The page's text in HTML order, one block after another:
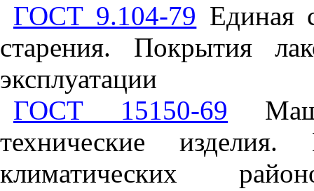
ГОСТ 9.104-79 Единая
старения. Покрытия
эксплуатации
ГОСТ 15150-69
технические
климатических